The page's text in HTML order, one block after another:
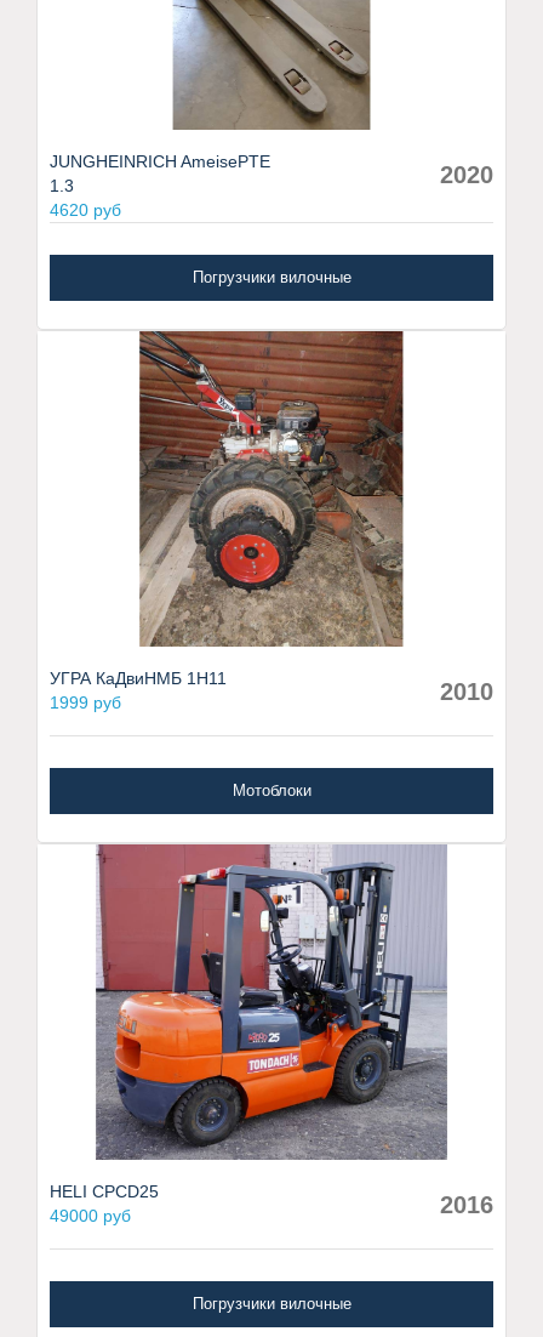
JUNGHEINRICH AmeisePTE
1.3
4620 руб
2020
Погрузчики вилочные
УГРА КаДвиНМБ 1Н11
1999 руб
2010
Мотоблоки
HELI CPCD25
49000 руб
2016
Погрузчики вилочные